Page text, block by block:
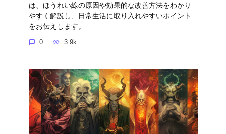
は、ほうれい線の原因や効果的な改善方法をわかり
やすく解説し、日常生活に取り入れやすいポイント
をお伝えします。
0 3.9k.